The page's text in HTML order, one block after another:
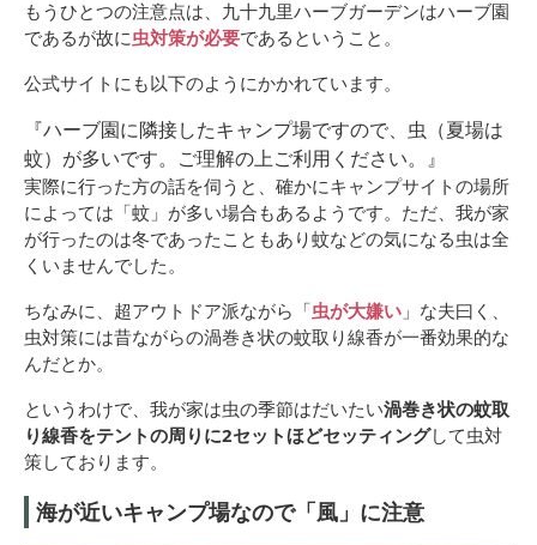
もうひとつの注意点は、九十九里ハーブガーデンはハーブ園
であるが故に虫対策が必要であるということ。
公式サイトにも以下のようにかかれています。
『ハーブ園に隣接したキャンプ場ですので、虫（夏場は
蚊）が多いです。ご理解の上ご利用ください。』
実際に行った方の話を伺うと、確かにキャンプサイトの場所
によっては「蚊」が多い場合もあるようです。ただ、我が家
が行ったのは冬であったこともあり蚊などの気になる虫は全
くいませんでした。
ちなみに、超アウトドア派ながら「虫が大嫌い 」な夫曰く、
虫対策には昔ながらの渦巻き状の蚊取り線香が一番効果的な
んだとか。
というわけで、我が家は虫の季節はだいたい渦巻き状の蚊取
り線香をテントの周りに2セットほどセッティングして虫対
策しております。
海が近いキャンプ場なので「風」に注意